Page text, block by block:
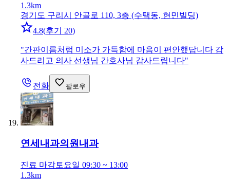
1.3km
경기도 구리시 안골로 110, 3층 (수택동, 현민빌딩)
4.8(후기 20)
"간판이름처럼 미소가 가득함에 마음이 편안했답니다 감
사드리고 의사 선생님 간호사님 감사드립니다"
전화 팔로우
연세내과의원내과
진료 마감토요일 09:30 ~ 13:00
1.3km